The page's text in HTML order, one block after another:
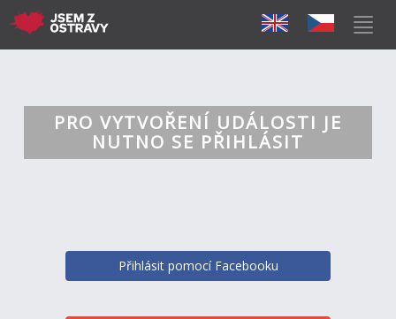
PRO VYTVOŘENÍ UDÁLOSTI JE
NUTNO SE PŘIHLÁSIT
Přihlásit pomocí Facebooku